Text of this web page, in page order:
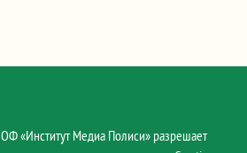
ОФ «Институт Медиа Полиси» разрешает